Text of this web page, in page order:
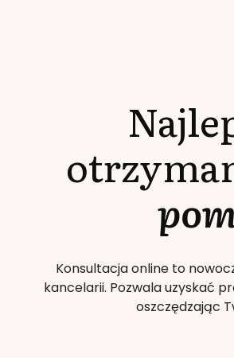
Konsultacja online to
kancelarii. Pozwala uzyskać
oszczędzając